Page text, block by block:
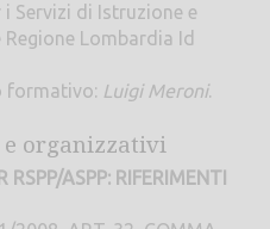
Servizi di Istruzione e
Lombardia Id
formativo: Luigi Meroni.
organizzativi
ASPP: RIFERIMENTI